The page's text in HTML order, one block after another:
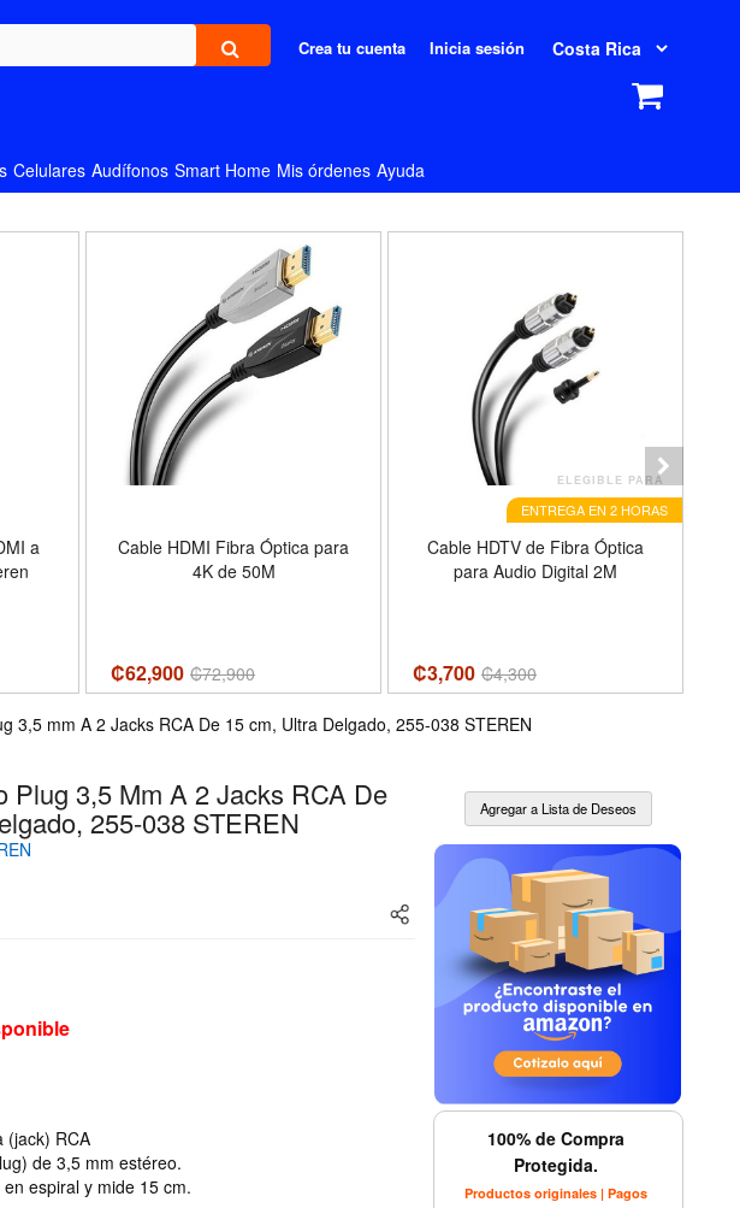
Crea tu cuenta Inicia sesión
Celulares Audífonos Smart Home Mis órdenes Ayuda
a
Cable HDMI Fibra Óptica para
4K de 50M
₡62,900 ₡72,900
ELEGIBLE PARA
ENTREGA EN 2 HORAS
Cable HDTV de Fibra Óptica
para Audio Digital 2M
₡3,700 ₡4,300
3,5 mm A 2 Jacks RCA De 15 cm, Ultra Delgado, 255-038 STEREN
Plug 3,5 Mm A 2 Jacks RCA De
255-038 STEREN
(jack) RCA
de 3,5 mm estéreo.
espiral y mide 15 cm.
100% de Compra
Protegida.
Productos originales | Pagos